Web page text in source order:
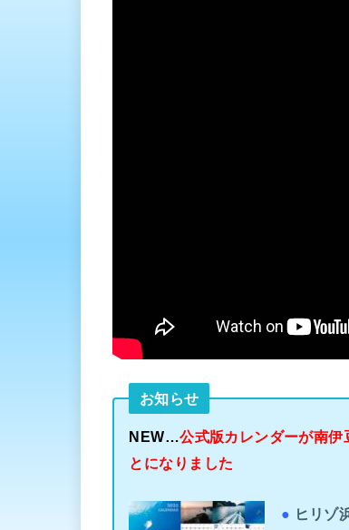
お知らせ
NEW…公式版カレンダーが南伊
とになりました
● ヒリゾ